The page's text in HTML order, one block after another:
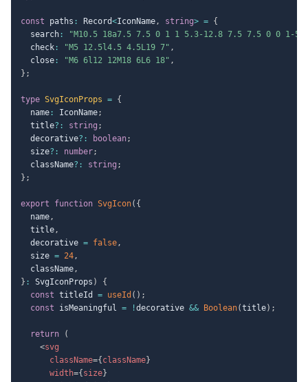
const paths : Record<IconName, string> = {
  search
:
"M10.5 18a7.5 7.5 0 1 1 5.3-12.8 7.5 7.5 0 0 1-5.3
  check
: "M5 12.5l4.5 4.5L19 7" ,
  close
: "M6 6l12 12M18 6L6 18" ,
} ;
type SvgIconProps = {
  name
: IconName;
  title
? : string ;
  decorative
? : boolean;
  size
? : number;
  className
? : string ;
} ;
export function SvgIcon( {
  name
,
  title
,
  decorative
= false,
  size
= 24,
  className
,
} : SvgIconProps )
{
const titleId = useId ( ) ;
const isMeaningful = !decorative && Boolean(title) ;
return
(
<svg
className={ className}
width={ size}